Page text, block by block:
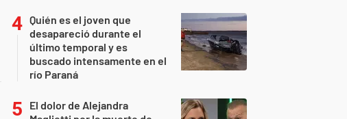
Quién es el joven que
desapareció durante el
último temporal y es
buscado intensamente en el
río Paraná
El dolor de Alejandra